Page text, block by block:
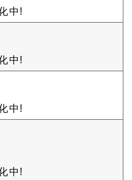
中!
中!
中!
中!